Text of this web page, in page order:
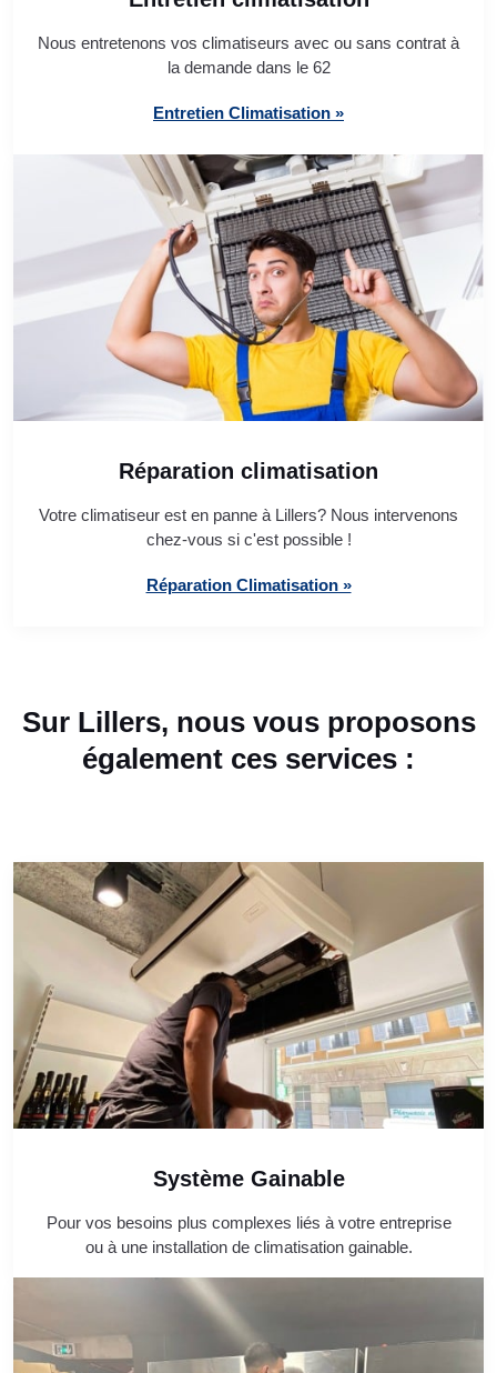
Nous entretenons vos climatiseurs avec ou sans contrat à
la demande dans le 62
Entretien Climatisation »
Réparation climatisation
Votre climatiseur est en panne à Lillers? Nous intervenons
chez-vous si c'est possible !
Réparation Climatisation »
Sur Lillers, nous vous proposons
également ces services :
Système Gainable
Pour vos besoins plus complexes liés à votre entreprise
ou à une installation de climatisation gainable.